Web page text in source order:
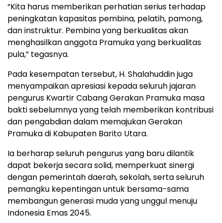
“Kita harus memberikan perhatian serius terhadap
peningkatan kapasitas pembina, pelatih, pamong,
dan instruktur. Pembina yang berkualitas akan
menghasilkan anggota Pramuka yang berkualitas
pula,” tegasnya.
Pada kesempatan tersebut, H. Shalahuddin juga
menyampaikan apresiasi kepada seluruh jajaran
pengurus Kwartir Cabang Gerakan Pramuka masa
bakti sebelumnya yang telah memberikan kontribusi
dan pengabdian dalam memajukan Gerakan
Pramuka di Kabupaten Barito Utara.
Ia berharap seluruh pengurus yang baru dilantik
dapat bekerja secara solid, memperkuat sinergi
dengan pemerintah daerah, sekolah, serta seluruh
pemangku kepentingan untuk bersama-sama
membangun generasi muda yang unggul menuju
Indonesia Emas 2045.